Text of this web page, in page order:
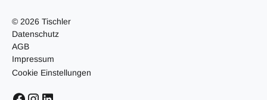
© 2026 Tischler
Datenschutz
AGB
Impressum
Cookie Einstellungen